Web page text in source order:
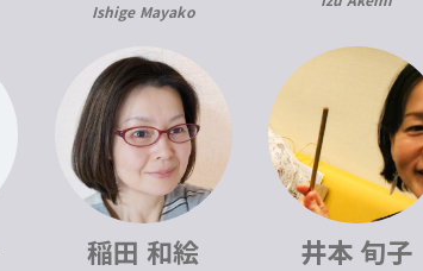
Ishige Mayako
稲田 和絵 井本 旬子